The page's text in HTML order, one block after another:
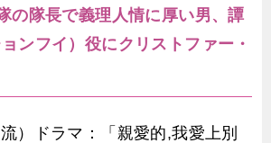
の隊長で義理人情に厚い男、譚
ンフイ）役にクリストファー・
）ドラマ：「親愛的,我愛上別